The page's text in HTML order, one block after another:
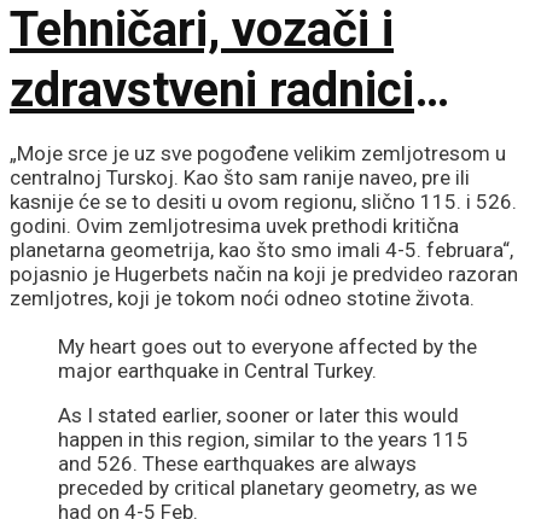
Tehničari, vozači i
zdravstveni radnici
među najtraženijima
„Moje srce je uz sve pogođene velikim zemljotresom u
centralnoj Turskoj. Kao što sam ranije naveo, pre ili
kasnije će se to desiti u ovom regionu, slično 115. i 526.
godini. Ovim zemljotresima uvek prethodi kritična
planetarna geometrija, kao što smo imali 4-5. februara“,
pojasnio je Hugerbets način na koji je predvideo razoran
zemljotres, koji je tokom noći odneo stotine života.
My heart goes out to everyone affected by the
major earthquake in Central Turkey.
As I stated earlier, sooner or later this would
happen in this region, similar to the years 115
and 526. These earthquakes are always
preceded by critical planetary geometry, as we
had on 4-5 Feb.